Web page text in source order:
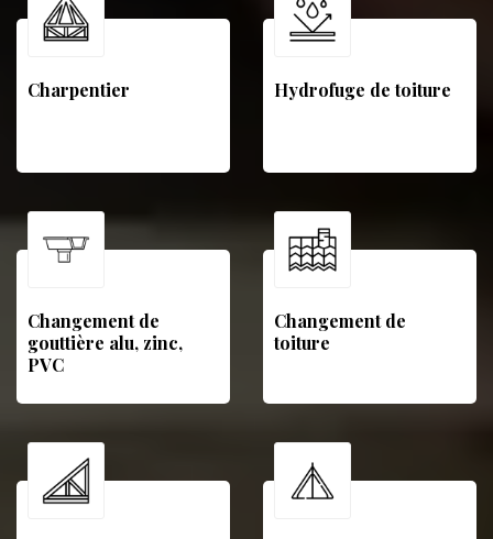
Charpentier Hydrofuge de toiture
Changement de
gouttière alu, zinc,
PVC
Changement de
toiture